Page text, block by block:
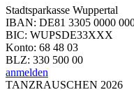
Stadtsparkasse Wuppertal
IBAN: DE81 3305 0000
BIC: WUPSDE33XXX
Konto: 68 48 03
BLZ: 330 500 00
anmelden
TANZRAUSCHEN 2026